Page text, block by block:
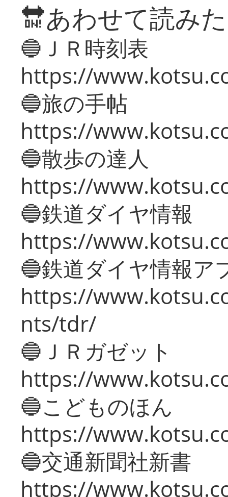
🔛あわせて読み
🔵ＪＲ時刻表
https://
🔵旅の手帖
https://
🔵散歩の達人
https://
🔵鉄道ダイヤ情報
https://
🔵鉄道ダイヤ情報ア
https://
nts/tdr/
🔵ＪＲガゼット
https://
🔵こどものほん
https://
🔵交通新聞社新書
https://